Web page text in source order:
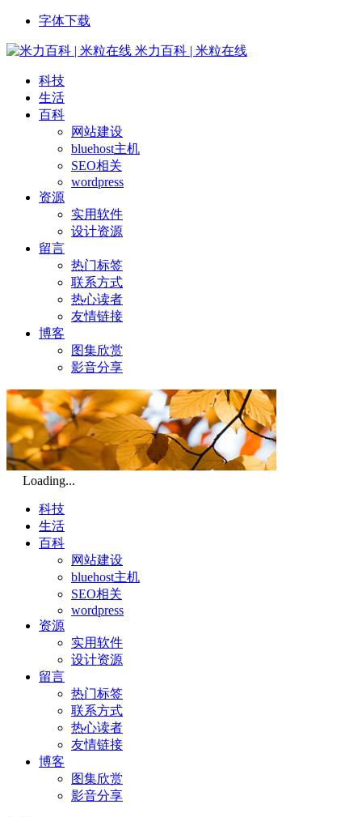
字体下载
米力百科 | 米粒在线
科技
生活
百科
网站建设
bluehost主机
SEO相关
wordpress
资源
实用软件
设计资源
留言
热门标签
联系方式
热心读者
友情链接
博客
图集欣赏
影音分享
Loading...
科技
生活
百科
网站建设
bluehost主机
SEO相关
wordpress
资源
实用软件
设计资源
留言
热门标签
联系方式
热心读者
友情链接
博客
图集欣赏
影音分享